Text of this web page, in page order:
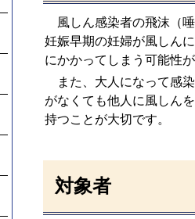
風しん感染者の飛沫（唾
妊娠早期の妊婦が風しん
にかかってしまう可能性
また、大人になって感
がなくても他人に風しん
持つことが大切です。
対象者